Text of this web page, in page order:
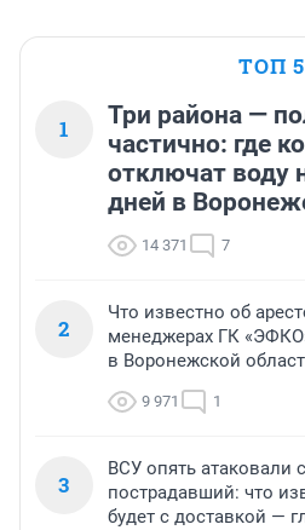
ТОП 5
1
Три района —
частично: где
отключат воду
дней в
14 371 7
2
Что известно об
менеджерах ГК
в Воронежской
9 971 1
3
ВСУ опять атаковали
пострадавший: что
будет с доставкой —